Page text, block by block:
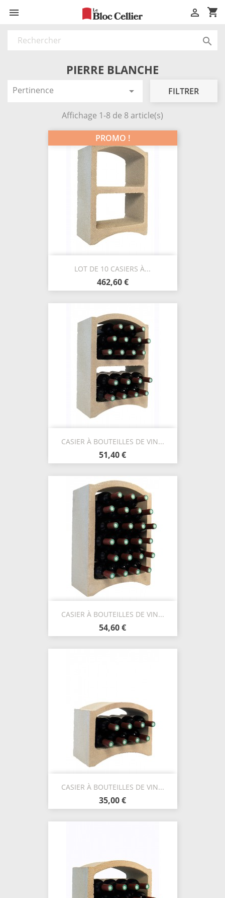
 shopping_cart


PIERRE BLANCHE
Pertinence  FILTRER
Affichage 1-8 de 8 article(s)
LOT DE 10 CASIERS À...
462,60 €
PROMO !
CASIER À BOUTEILLES DE VIN...
51,40 €
CASIER À BOUTEILLES DE VIN...
54,60 €
CASIER À BOUTEILLES DE VIN...
35,00 €